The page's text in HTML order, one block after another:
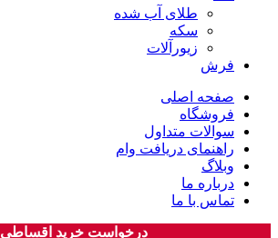
طلای آب شده
سکه
زیورآلات
فرش
صفحه اصلی
فروشگاه
سوالات متداول
راهنمای دریافت وام
وبلاگ
درباره ما
تماس با ما
درخواست خرید اقساطی